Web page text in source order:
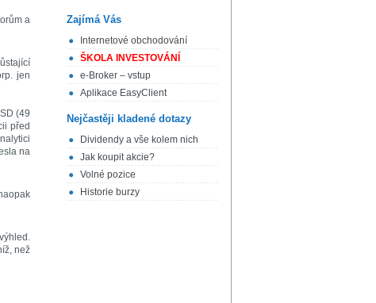
a
jen
(49
před
na
než
Zajímá Vás
Internetové obchodování
ŠKOLA INVESTOVÁNÍ
e-Broker – vstup
Aplikace EasyClient
Nejčastěji kladené dotazy
Dividendy a vše kolem nich
Jak koupit akcie?
Volné pozice
Historie burzy